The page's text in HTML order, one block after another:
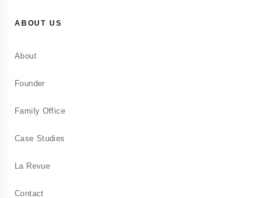
ABOUT US
About
Founder
Family Office
Case Studies
La Revue
Contact